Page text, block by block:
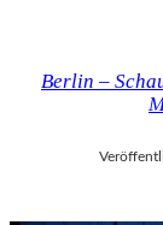
Berlin –